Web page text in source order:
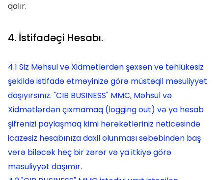
qalır.
4. İstifadəçi Hesabı.
4.1 Siz Məhsul və Xidmətlərdən şəxsən və təhlükəsiz
şəkildə istifadə etməyinizə görə müstəqil məsuliyyət
daşıyırsınız. "CIB BUSINESS" MMC, Məhsul və
Xidmətlərdən çıxmamaq (logging out) və ya hesab
şifrənizi paylaşmaq kimi hərəkətləriniz nəticəsində
icazəsiz hesabınıza daxil olunması səbəbindən baş
verə biləcək heç bir zərər və ya itkiyə görə
məsuliyyət daşımır.